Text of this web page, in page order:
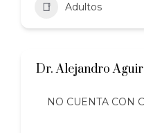
Adultos
Dr. Alejandro
NO CUENTA CON